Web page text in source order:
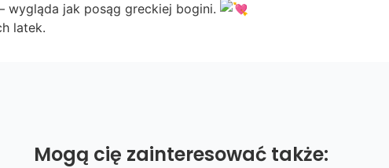
wygląda jak posąg greckiej bogini.
latek.
Mogą cię zainteresować także: